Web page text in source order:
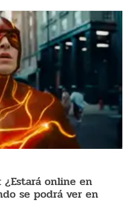
¿Estará online en
se podrá ver en